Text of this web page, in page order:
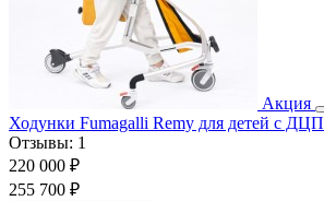
Акция
Ходунки Fumagalli Remy для детей с ДЦП
Отзывы: 1
220 000 ₽
255 700 ₽